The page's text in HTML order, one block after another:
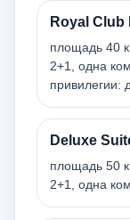
Royal Club
площадь 40
2+1, одна
привилегии:
Deluxe
площадь 50
2+1, одна